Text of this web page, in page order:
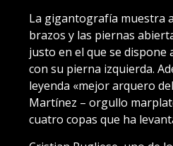
La gigantografía muestra
brazos y las piernas
justo en el que se dispone
con su pierna izquierda.
leyenda «mejor arquero
Martínez – orgullo
cuatro copas que ha